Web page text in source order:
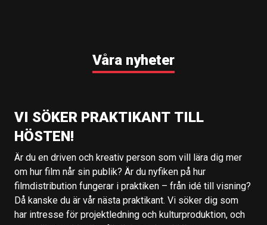
Våra nyheter
VI SÖKER PRAKTIKANT TILL
HÖSTEN!
Är du en driven och kreativ person som vill lära dig mer
om hur film når sin publik? Är du nyfiken på hur
filmdistribution fungerar i praktiken – från idé till visning?
Då kanske du är vår nästa praktikant. Vi söker dig som
har intresse för projektledning och kulturproduktion, och